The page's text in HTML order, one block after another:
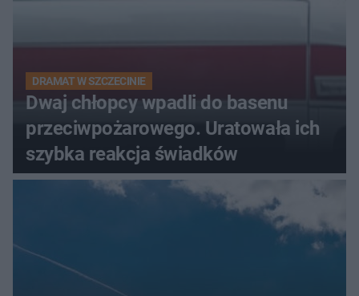
DRAMAT W SZCZECINIE
Dwaj chłopcy wpadli do basenu
przeciwpożarowego. Uratowała ich
szybka reakcja świadków